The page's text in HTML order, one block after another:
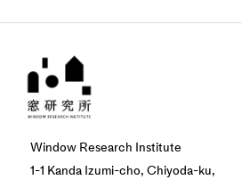
Window Research Institute
1-1 Kanda Izumi-cho, Chiyoda-ku,